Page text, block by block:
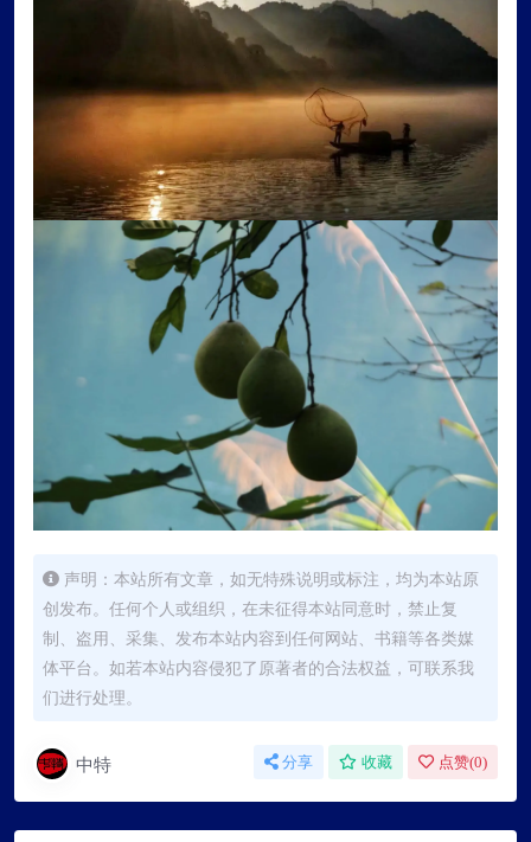
声明：本站所有文章，如无特殊说明或标注，均为本站原
创发布。任何个人或组织，在未征得本站同意时，禁止复
制、盗用、采集、发布本站内容到任何网站、书籍等各类媒
体平台。如若本站内容侵犯了原著者的合法权益，可联系我
们进行处理。
中特 分享 收藏 点赞(0)